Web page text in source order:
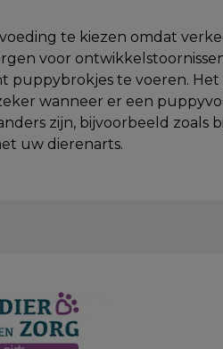
te kiezen omdat
voor
puppybrokjes te voeren.
wanneer er een
zijn, bijvoorbeeld zoals
uw dierenarts.